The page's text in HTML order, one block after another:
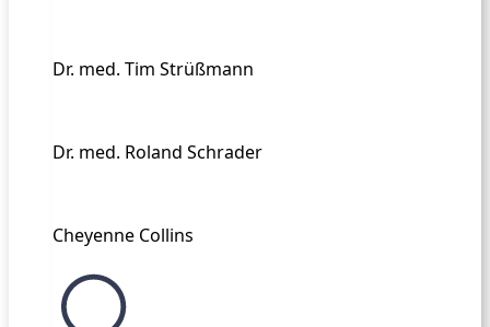
Dr. med. Tim Strüßmann
Dr. med. Roland Schrader
Cheyenne Collins